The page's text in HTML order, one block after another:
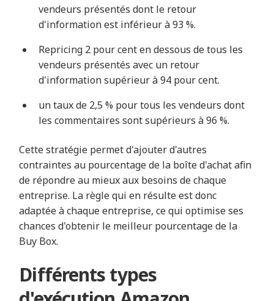
vendeurs présentés dont le retour
d'information est inférieur à 93 %.
Repricing 2 pour cent en dessous de tous les
vendeurs présentés avec un retour
d'information supérieur à 94 pour cent.
un taux de 2,5 % pour tous les vendeurs dont
les commentaires sont supérieurs à 96 %.
Cette stratégie permet d'ajouter d'autres
contraintes au pourcentage de la boîte d'achat afin
de répondre au mieux aux besoins de chaque
entreprise. La règle qui en résulte est donc
adaptée à chaque entreprise, ce qui optimise ses
chances d'obtenir le meilleur pourcentage de la
Buy Box.
Différents types